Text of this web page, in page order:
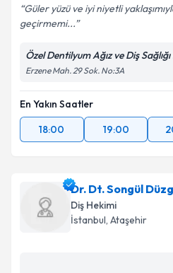
Kişisel verilerimin
Metni'ni okudum ve
kapsamda işlenmesini
Takvim
Güler yüzü ve iyi niyetli
geçirmemi...
Özel Dentilyum Ağız ve Diş
Erzene Mah. 29 Sok. No:3A
En Yakın Saatler
18:00
19:00
Dr. Dt. Songül
Diş Hekimi
İstanbul, Ataşehir